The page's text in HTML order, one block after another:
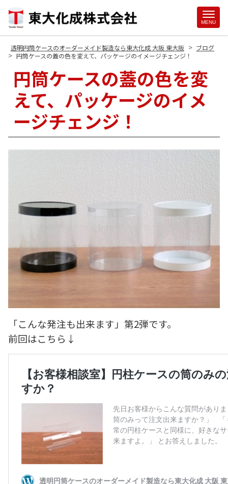
MENU
透明円筒ケースのオーダーメイド製造なら東大化成 大阪 東大阪 > ブログ
> 円筒ケースの蓋の色を変えて、パッケージのイメージチェンジ！
円筒ケースの蓋の色を変
えて、パッケージのイメ
ージチェンジ！
「こんな発注も出来ます」第2弾です。
前回はこちら↓
Site
Footer